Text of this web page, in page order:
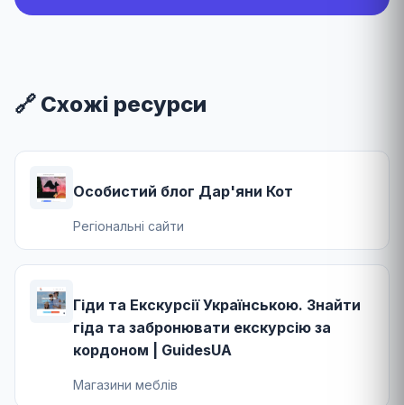
🔗 Схожі ресурси
Особистий блог Дар'яни Кот
Регіональні сайти
Гіди та Екскурсії Українською. Знайти
гіда та забронювати екскурсію за
кордоном | GuidesUA
Магазини меблів